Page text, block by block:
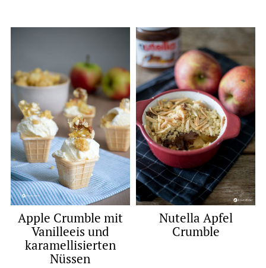
Apple Crumble mit
Vanilleeis und
karamellisierten
Nüssen
Nutella Apfel
Crumble